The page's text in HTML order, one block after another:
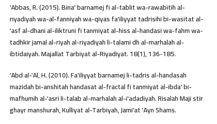
'Abbas, R. (2015). Bina' barnamej fi al-tablit wa-rawabitih al-
riyadiyah wa-al-fanniyah wa-qiyas fa'iliyyat tadrisihi bi-wasitat al-
'asf al-dhani al-iliktruni fi tanmiyat al-hiss al-handasi wa-fahm wa-
tadhkir jamal al-riyah al-riyadiyah li-talami dh al-marhalah al-
ibtidaiyah. Majallat Tarbiyat al-Riyadiyat. 18(1), 136-185.
'Abd al-'Al, H. (2010). Fa'iliyyat barnamej li-tadris al-handasah
mazidah bi-anshitah handasat al-fractal fi tanmiyat al-ibda' bi-
mafhumih al-'asri li-talab al-marhalah al-i'adadiyah. Risalah Maji stir
ghayr manshurah, Kulliyat al-Tarbiyah, Jami'at 'Ayn Shams.